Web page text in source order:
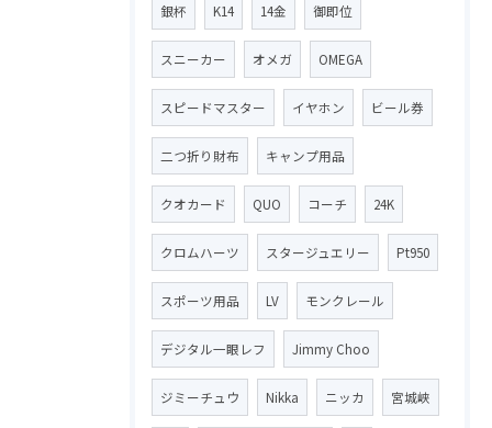
銀杯 K14 14金 御即位
スニーカー オメガ OMEGA
スピードマスター イヤホン ビール券
二つ折り財布 キャンプ用品
クオカード QUO コーチ 24K
クロムハーツ スタージュエリー Pt950
スポーツ用品 LV モンクレール
デジタル一眼レフ Jimmy Choo
ジミーチュウ Nikka ニッカ 宮城峡